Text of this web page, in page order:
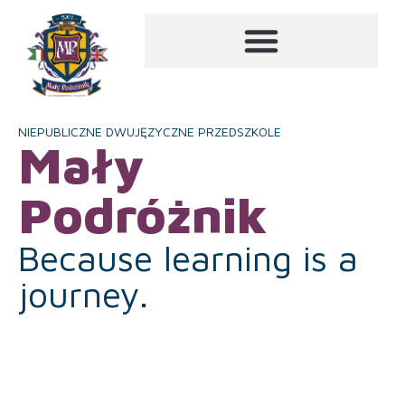
NIEPUBLICZNE DWUJĘZYCZNE PRZEDSZKOLE
Mały
Podróżnik
Because learning is a
journey.